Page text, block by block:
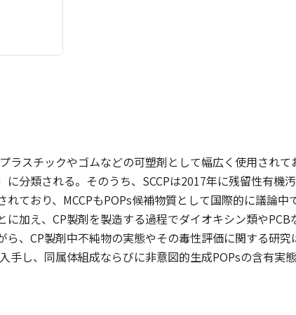
ラスチックやゴムなどの可塑剤として幅広く使用されて
に分類される。そのうち、SCCPは2017年に残留性有機
ており、MCCPもPOPs候補物質として国際的に議論中
加え、CP製剤を製造する過程でダイオキシン類や
ら、CP製剤中不純物の実態やその毒性評価に関する研
手し、同属体組成ならびに非意図的生成POPsの含有実